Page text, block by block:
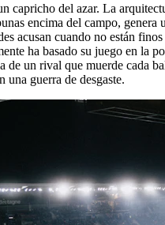
capricho del azar. La
encima del campo, genera
acusan cuando no están
ha basado su juego en la
de un rival que muerde cada
una guerra de desgaste.